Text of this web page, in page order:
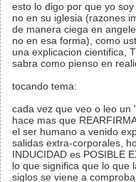
esto lo digo por que yo
no en su iglesia (razones
de manera ciega en
no en esa forma), como
una explicacion cientifica,
sabra como pienso en
tocando tema:
cada vez que veo o leo un
hace mas que
el ser humano a venido
salidas extra-corporales,
INDUCIDAD es POSIBLE
lo que significa que lo que
siglos se viene a